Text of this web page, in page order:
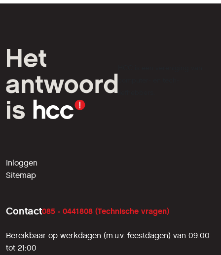
liefhebbers.
Inloggen
Sitemap
Contact085 - 0441808 (Technische vragen)
Bereikbaar op werkdagen (m.u.v. feestdagen) van 09:00
tot 21:00